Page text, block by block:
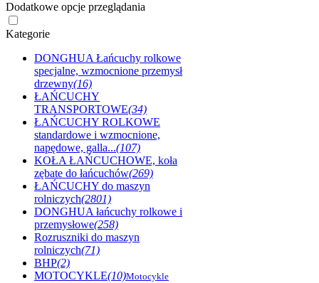
Dodatkowe opcje przeglądania
Kategorie
DONGHUA Łańcuchy rolkowe
specjalne, wzmocnione przemysł
drzewny(16)
ŁAŃCUCHY
TRANSPORTOWE(34)
ŁAŃCUCHY ROLKOWE
standardowe i wzmocnione,
napędowe, galla...(107)
KOŁA ŁAŃCUCHOWE, koła
zębate do łańcuchów(269)
ŁAŃCUCHY do maszyn
rolniczych(2801)
DONGHUA łańcuchy rolkowe i
przemysłowe(258)
Rozruszniki do maszyn
rolniczych(71)
BHP(2)
MOTOCYKLE(10)Motocykle